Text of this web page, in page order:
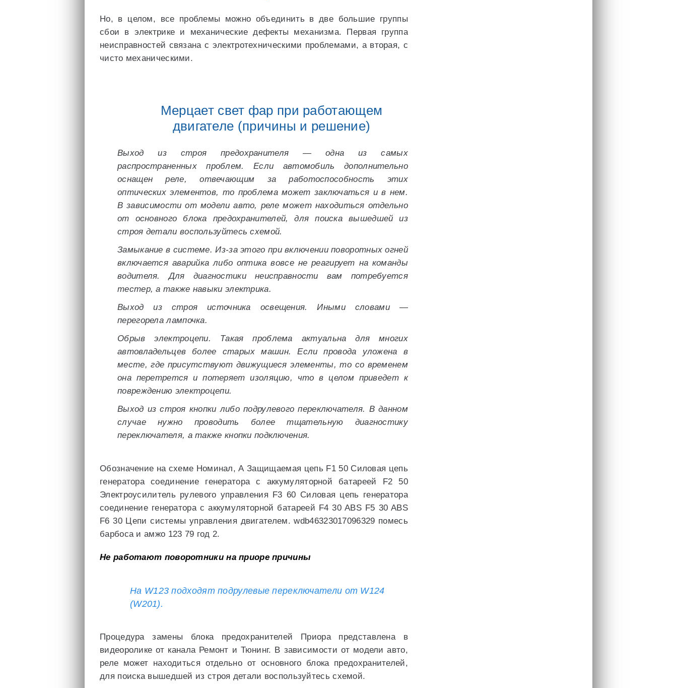
Но, в целом, все проблемы можно объединить в две большие группы
сбои в электрике и механические дефекты механизма. Первая группа
неисправностей связана с электротехническими проблемами, а вторая, с
чисто механическими.
Мерцает свет фар при работающем
двигателе (причины и решение)
Выход из строя предохранителя — одна из самых
распространенных проблем. Если автомобиль дополнительно
оснащен реле, отвечающим за работоспособность этих
оптических элементов, то проблема может заключаться и в нем.
В зависимости от модели авто, реле может находиться отдельно
от основного блока предохранителей, для поиска вышедшей из
строя детали воспользуйтесь схемой.
Замыкание в системе. Из-за этого при включении поворотных огней
включается аварийка либо оптика вовсе не реагирует на команды
водителя. Для диагностики неисправности вам потребуется
тестер, а также навыки электрика.
Выход из строя источника освещения. Иными словами —
перегорела лампочка.
Обрыв электроцепи. Такая проблема актуальна для многих
автовладельцев более старых машин. Если провода уложена в
месте, где присутствуют движущиеся элементы, то со временем
она перетрется и потеряет изоляцию, что в целом приведет к
повреждению электроцепи.
Выход из строя кнопки либо подрулевого переключателя. В данном
случае нужно проводить более тщательную диагностику
переключателя, а также кнопки подключения.
Обозначение на схеме Номинал, А Защищаемая цепь F1 50 Силовая цепь
генератора соединение генератора с аккумуляторной батареей F2 50
Электроусилитель рулевого управления F3 60 Силовая цепь генератора
соединение генератора с аккумуляторной батареей F4 30 ABS F5 30 ABS
F6 30 Цепи системы управления двигателем. wdb46323017096329 помесь
барбоса и амжо 123 79 год 2.
Не работают поворотники на приоре причины
На W123 подходят подрулевые переключатели от W124
(W201).
Процедура замены блока предохранителей Приора представлена в
видеоролике от канала Ремонт и Тюнинг. В зависимости от модели авто,
реле может находиться отдельно от основного блока предохранителей,
для поиска вышедшей из строя детали воспользуйтесь схемой.